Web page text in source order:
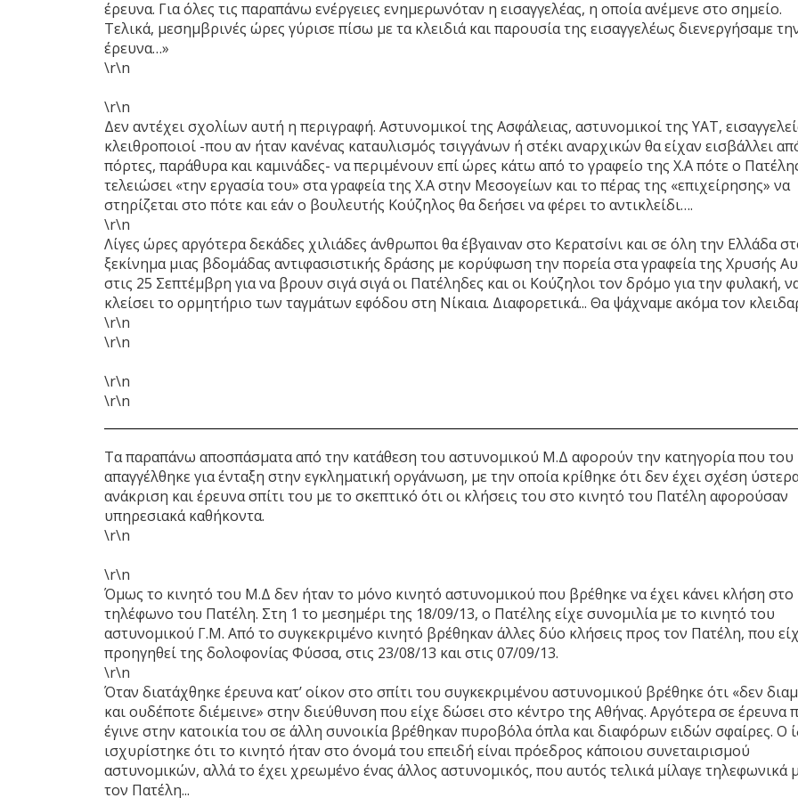
έρευνα. Για όλες τις παραπάνω ενέργειες ενημερωνόταν η εισαγγελέας, η οποία ανέμενε στο σημείο.
Τελικά, μεσημβρινές ώρες γύρισε πίσω με τα κλειδιά και παρουσία της εισαγγελέως διενεργήσαμε
έρευνα…»
\r\n
\r\n
Δεν αντέχει σχολίων αυτή η περιγραφή. Αστυνομικοί της Ασφάλειας, αστυνομικοί της ΥΑΤ,
κλειθροποιοί -που αν ήταν κανένας καταυλισμός τσιγγάνων ή στέκι αναρχικών θα είχαν εισβάλλει
πόρτες, παράθυρα και καμινάδες- να περιμένουν επί ώρες κάτω από το γραφείο της Χ.Α πότε ο
τελειώσει «την εργασία του» στα γραφεία της Χ.Α στην Μεσογείων και το πέρας της «επιχείρησης» να
στηρίζεται στο πότε και εάν ο βουλευτής Κούζηλος θα δεήσει να φέρει το αντικλείδι….
\r\n
Λίγες ώρες αργότερα δεκάδες χιλιάδες άνθρωποι θα έβγαιναν στο Κερατσίνι και σε όλη την Ελλάδα
ξεκίνημα μιας βδομάδας αντιφασιστικής δράσης με κορύφωση την πορεία στα γραφεία της Χρυσής
στις 25 Σεπτέμβρη για να βρουν σιγά σιγά οι Πατέληδες και οι Κούζηλοι τον δρόμο για την φυλακή,
κλείσει το ορμητήριο των ταγμάτων εφόδου στη Νίκαια. Διαφορετικά... Θα ψάχναμε ακόμα τον
\r\n
\r\n
\r\n
\r\n
Τα παραπάνω αποσπάσματα από την κατάθεση του αστυνομικού Μ.Δ αφορούν την κατηγορία που του
απαγγέλθηκε για ένταξη στην εγκληματική οργάνωση, με την οποία κρίθηκε ότι δεν έχει σχέση
ανάκριση και έρευνα σπίτι του με το σκεπτικό ότι οι κλήσεις του στο κινητό του Πατέλη αφορούσαν
υπηρεσιακά καθήκοντα.
\r\n
\r\n
Όμως το κινητό του Μ.Δ δεν ήταν το μόνο κινητό αστυνομικού που βρέθηκε να έχει κάνει κλήση στο
τηλέφωνο του Πατέλη. Στη 1 το μεσημέρι της 18/09/13, ο Πατέλης είχε συνομιλία με το κινητό του
αστυνομικού Γ.Μ. Από το συγκεκριμένο κινητό βρέθηκαν άλλες δύο κλήσεις προς τον Πατέλη, που
προηγηθεί της δολοφονίας Φύσσα, στις 23/08/13 και στις 07/09/13.
\r\n
Όταν διατάχθηκε έρευνα κατ’ οίκον στο σπίτι του συγκεκριμένου αστυνομικού βρέθηκε ότι «δεν
και ουδέποτε διέμεινε» στην διεύθυνση που είχε δώσει στο κέντρο της Αθήνας. Αργότερα σε έρευνα
έγινε στην κατοικία του σε άλλη συνοικία βρέθηκαν πυροβόλα όπλα και διαφόρων ειδών σφαίρες. Ο
ισχυρίστηκε ότι το κινητό ήταν στο όνομά του επειδή είναι πρόεδρος κάποιου συνεταιρισμού
αστυνομικών, αλλά το έχει χρεωμένο ένας άλλος αστυνομικός, που αυτός τελικά μίλαγε τηλεφωνικά
τον Πατέλη...